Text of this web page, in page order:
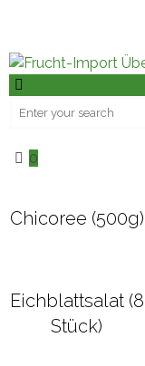
0
Chicoree (500g)
Eichblattsalat (8
Stück)